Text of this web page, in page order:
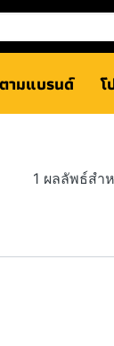
ามแบรนด์ โ
1 ผลลัพธ์สำ